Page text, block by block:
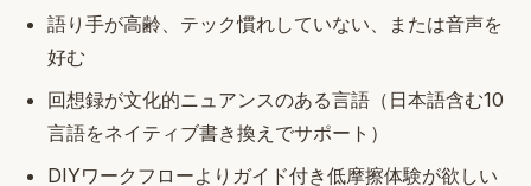
語り手が高齢、テック慣れしていない、または音声を
好む
回想録が文化的ニュアンスのある言語（日本語含む10
言語をネイティブ書き換えでサポート）
DIYワークフローよりガイド付き低摩擦体験が欲しい